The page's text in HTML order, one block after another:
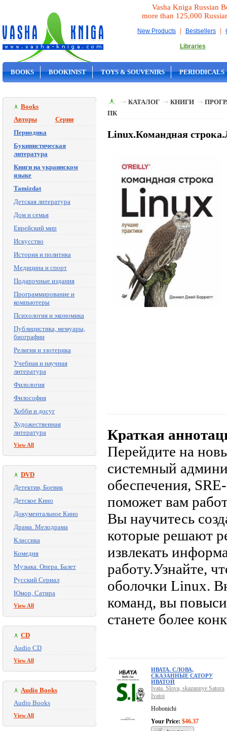
Vasha Kniga Russian
more than 125,000
New Products | Bestsellers |
Libraries
BOOKS BOOKINIST TOYS & SOUVENIRS PERIODICALS
Books
Авторы
Серии
Периодика
Букинистическая
литература
Книги на украинском
языке
Tamizdat
Детская литература
Дом и семья
Еврейский мир
Искусство
История и политика
Медицина и спорт
Подарочные издания
Программирование и
компьютеры
Психология и экономика
Публицистика, мемуары,
биографии
Религия и эзотерика
Учебная и научная
литература
Филология
Философия
Хобби и досуг
Художественная
литература
View All
DVD
Детектив, Боевик
Детское Кино
Документальное Кино
Драма. Мелодрама
Классика
Комедия
Музыка. Опера. Балет
Русский Сериал
Юмор, Сатира
View All
CD
Audio CD
View All
Audio Books
Audio Books
View All
КАТАЛОГ КНИГИ
ПК
Linux.Командная
Краткая
Перейдите на
системный
обеспечения,
поможет вам
Вы научитесь
которые решают
извлекать
работу.Узнайте,
оболочки Linux.
команд, вы
станете более
ИВАТА. СЛОВА,
СКАЗАННЫЕ САТОРУ
ИВАТОЙ
Ivata. Slova, skazannye Satoru
Ivatoi
Hobonichi
Your Price: $46.37